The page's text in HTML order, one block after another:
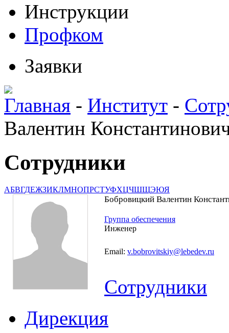
Инструкции
Профком
Заявки
Главная - Институт -
Валентин
Сотрудники
АБВГДЕЖЗИКЛМНОПРСТУФХЦЧШЩЭЮЯ
Бобровицкий Валентин
Группа обеспечения
Инженер
Email: v.bobrovitskiy@lebedev.ru
Сотрудники
Дирекция